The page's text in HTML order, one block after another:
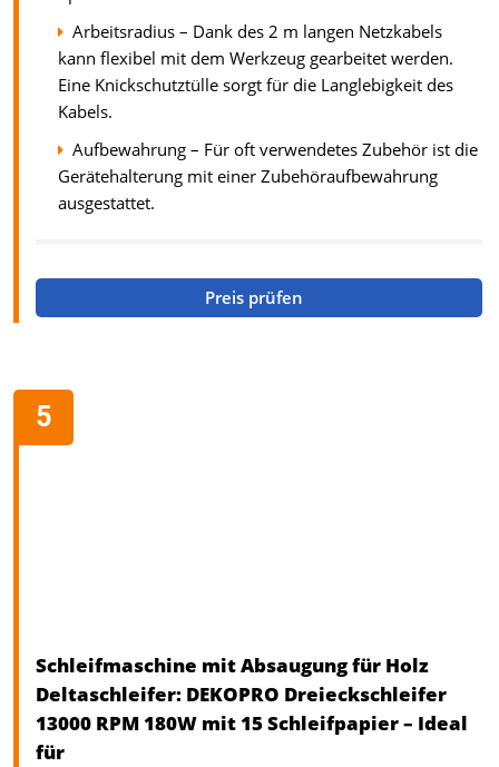
Arbeitsradius – Dank des 2 m langen Netzkabels
kann flexibel mit dem Werkzeug gearbeitet werden.
Eine Knickschutztülle sorgt für die Langlebigkeit des
Kabels.
Aufbewahrung – Für oft verwendetes Zubehör ist die
Gerätehalterung mit einer Zubehöraufbewahrung
ausgestattet.
Preis prüfen
Schleifmaschine mit Absaugung für Holz
Deltaschleifer: DEKOPRO Dreieckschleifer
13000 RPM 180W mit 15 Schleifpapier – Ideal
für